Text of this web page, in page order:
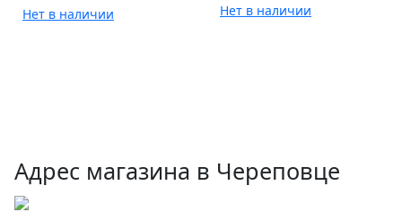
Нет в наличии Нет в наличии
Адрес магазина в Череповце